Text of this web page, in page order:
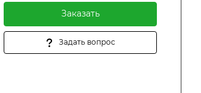
Заказать
Задать вопрос